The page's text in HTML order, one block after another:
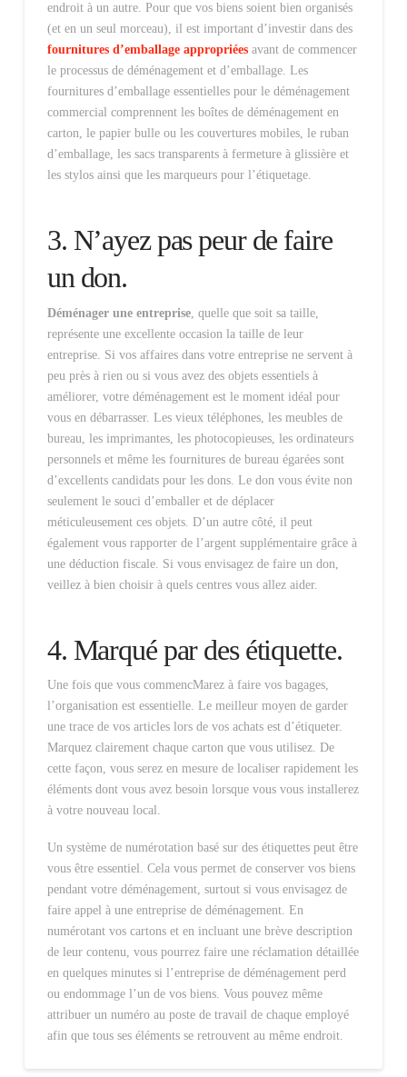
endroit à un autre. Pour que vos biens soient bien organisés
(et en un seul morceau), il est important d’investir dans des
fournitures d’emballage appropriéesavant de commencer
le processus de déménagement et d’emballage. Les
fournitures d’emballage essentielles pour le déménagement
commercial comprennent les boîtes de déménagement en
carton, le papier bulle ou les couvertures mobiles, le ruban
d’emballage, les sacs transparents à fermeture à glissière et
les stylos ainsi que les marqueurs pour l’étiquetage.
3. N’ayez pas peur de faire
un don.
Déménager une entreprise, quelle que soit sa taille,
représente une excellente occasion la taille de leur
entreprise. Si vos affaires dans votre entreprise ne servent à
peu près à rien ou si vous avez des objets essentiels à
améliorer, votre déménagement est le moment idéal pour
vous en débarrasser. Les vieux téléphones, les meubles de
bureau, les imprimantes, les photocopieuses, les ordinateurs
personnels et même les fournitures de bureau égarées sont
d’excellents candidats pour les dons. Le don vous évite non
seulement le souci d’emballer et de déplacer
méticuleusement ces objets. D’un autre côté, il peut
également vous rapporter de l’argent supplémentaire grâce à
une déduction fiscale. Si vous envisagez de faire un don,
veillez à bien choisir à quels centres vous allez aider.
4. Marqué par des étiquette.
Une fois que vous commencMarez à faire vos bagages,
l’organisation est essentielle. Le meilleur moyen de garder
une trace de vos articles lors de vos achats est d’étiqueter.
Marquez clairement chaque carton que vous utilisez. De
cette façon, vous serez en mesure de localiser rapidement les
éléments dont vous avez besoin lorsque vous vous installerez
à votre nouveau local.
Un système de numérotation basé sur des étiquettes peut être
vous être essentiel. Cela vous permet de conserver vos biens
pendant votre déménagement, surtout si vous envisagez de
faire appel à une entreprise de déménagement. En
numérotant vos cartons et en incluant une brève description
de leur contenu, vous pourrez faire une réclamation détaillée
en quelques minutes si l’entreprise de déménagement perd
ou endommage l’un de vos biens. Vous pouvez même
attribuer un numéro au poste de travail de chaque employé
afin que tous ses éléments se retrouvent au même endroit.